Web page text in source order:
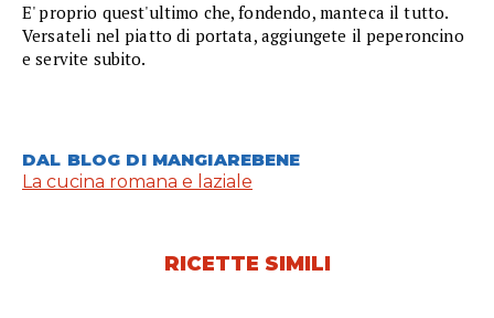
E' proprio quest'ultimo che, fondendo, manteca il tutto.
Versateli nel piatto di portata, aggiungete il peperoncino
e servite subito.
DAL BLOG DI MANGIAREBENE
La cucina romana e laziale
RICETTE SIMILI